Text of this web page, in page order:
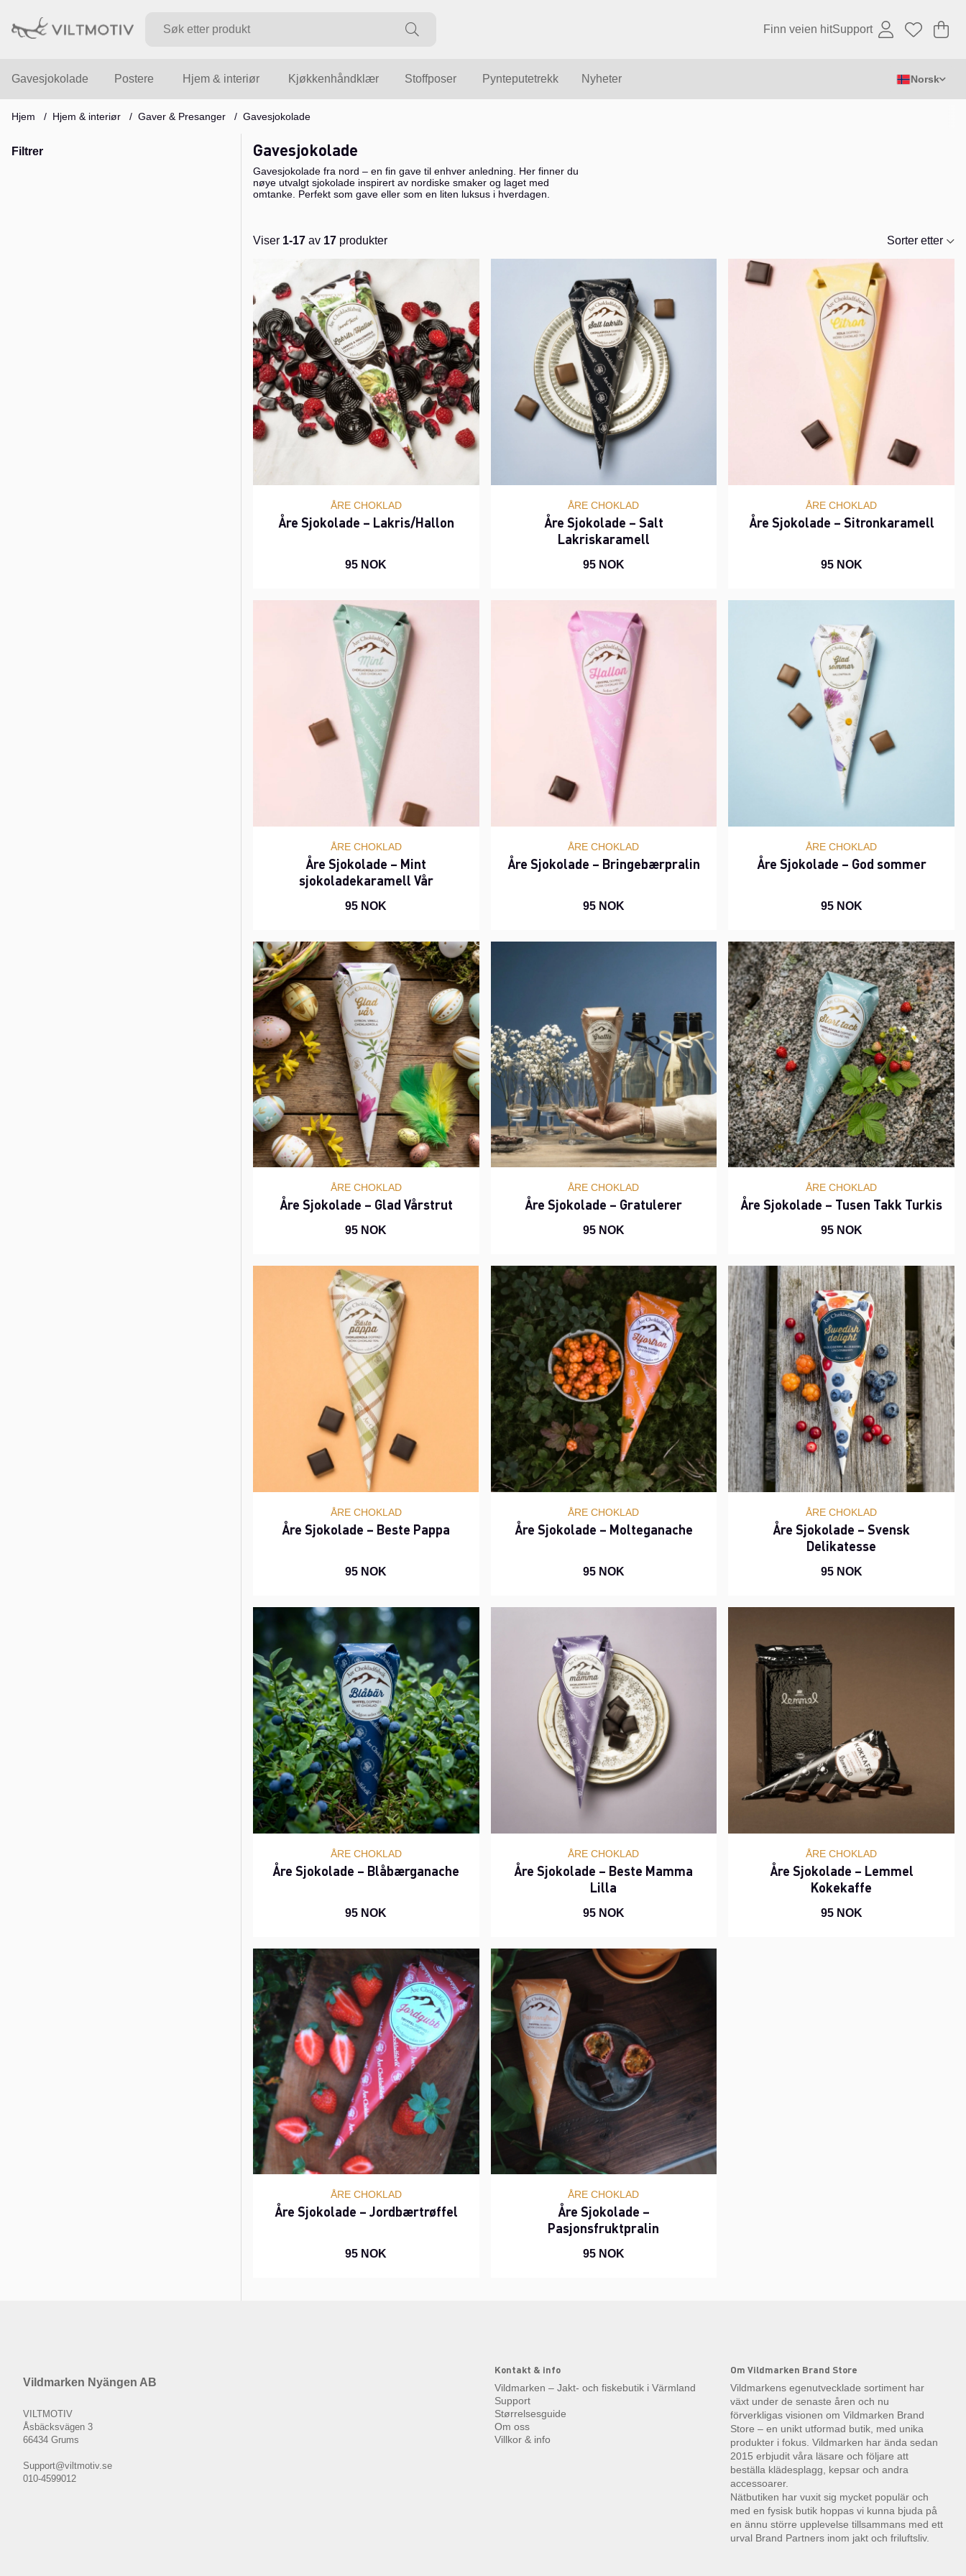
Finn veien hitSupport .
Gavesjokolade Postere Hjem & interiør Kjøkkenhåndklær Stoffposer Pynteputetrekk Nyheter Norsk
Hjem Hjem & interiør Gaver & Presanger Gavesjokolade
Filtrer Gavesjokolade
Gavesjokolade fra nord – en fin gave til enhver anledning. Her finner du
nøye utvalgt sjokolade inspirert av nordiske smaker og laget med
omtanke. Perfekt som gave eller som en liten luksus i hverdagen.
Viser 1-17 av 17 produkter
Sorter etter
Produkter
ÅRE CHOKLAD
Åre Sjokolade – Lakris/Hallon
95 NOK
ÅRE CHOKLAD
Åre Sjokolade – Salt
Lakriskaramell
95 NOK
ÅRE CHOKLAD
Åre Sjokolade – Sitronkaramell
95 NOK
ÅRE CHOKLAD
Åre Sjokolade – Mint
sjokoladekaramell Vår
95 NOK
ÅRE CHOKLAD
Åre Sjokolade – Bringebærpralin
95 NOK
ÅRE CHOKLAD
Åre Sjokolade – God sommer
95 NOK
ÅRE CHOKLAD
Åre Sjokolade – Glad Vårstrut
95 NOK
ÅRE CHOKLAD
Åre Sjokolade – Gratulerer
95 NOK
ÅRE CHOKLAD
Åre Sjokolade – Tusen Takk Turkis
95 NOK
ÅRE CHOKLAD
Åre Sjokolade – Beste Pappa
95 NOK
ÅRE CHOKLAD
Åre Sjokolade – Molteganache
95 NOK
ÅRE CHOKLAD
Åre Sjokolade – Svensk
Delikatesse
95 NOK
ÅRE CHOKLAD
Åre Sjokolade – Blåbærganache
95 NOK
ÅRE CHOKLAD
Åre Sjokolade – Beste Mamma
Lilla
95 NOK
ÅRE CHOKLAD
Åre Sjokolade – Lemmel
Kokekaffe
95 NOK
ÅRE CHOKLAD
Åre Sjokolade – Jordbærtrøffel
95 NOK
ÅRE CHOKLAD
Åre Sjokolade –
Pasjonsfruktpralin
95 NOK
Vildmarken Nyängen AB
VILTMOTIV
Åsbäcksvägen 3
66434 Grums
Support@viltmotiv.se
010-4599012
Kontakt & info
Vildmarken – Jakt- och fiskebutik i Värmland
Support
Størrelsesguide
Om oss
Villkor & info
Om Vildmarken Brand Store
Vildmarkens egenutvecklade sortiment har
växt under de senaste åren och nu
förverkligas visionen om Vildmarken Brand
Store – en unikt utformad butik, med unika
produkter i fokus. Vildmarken har ända sedan
2015 erbjudit våra läsare och följare att
beställa klädesplagg, kepsar och andra
accessoarer.
Nätbutiken har vuxit sig mycket populär och
med en fysisk butik hoppas vi kunna bjuda på
en ännu större upplevelse tillsammans med ett
urval Brand Partners inom jakt och friluftsliv.